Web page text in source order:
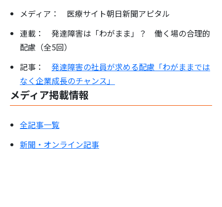
メディア： 医療サイト朝日新聞アピタル
連載： 発達障害は「わがまま」？ 働く場の合理的
配慮（全5回）
記事： 発達障害の社員が求める配慮「わがままでは
なく企業成長のチャンス」
メディア掲載情報
全記事一覧
新聞・オンライン記事